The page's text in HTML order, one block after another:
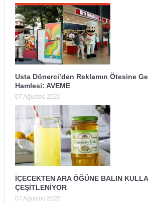
Usta Dönerci’den Reklamın Ötesine
Hamlesi: AVEME
07 Ağustos 2026
İÇECEKTEN ARA ÖĞÜNE BALIN
ÇEŞİTLENİYOR
07 Ağustos 2026